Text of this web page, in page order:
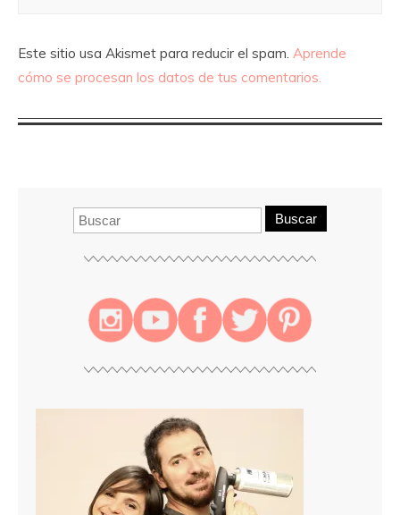
Este sitio usa Akismet para reducir el spam. Aprende
cómo se procesan los datos de tus comentarios.
Buscar